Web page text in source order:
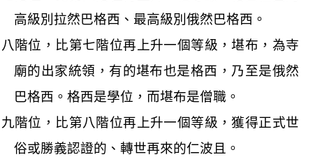
高級別拉然巴格西、最高級別俄然巴格西。
階位，比第七階位再上升一個等級，堪布，為寺
廟的出家統領，有的堪布也是格西，乃至是俄然
巴格西。格西是學位，而堪布是僧職。
階位，比第八階位再上升一個等級，獲得正式世
俗或勝義認證的、轉世再來的仁波且。